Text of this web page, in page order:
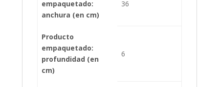
empaquetado:
anchura (en cm)
36
Producto
empaquetado:
profundidad (en
cm)
6